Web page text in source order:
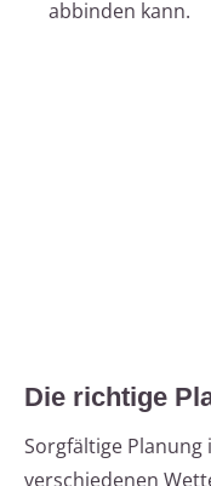
abbinden kann.
Die richtige
Sorgfältige
verschiedenen